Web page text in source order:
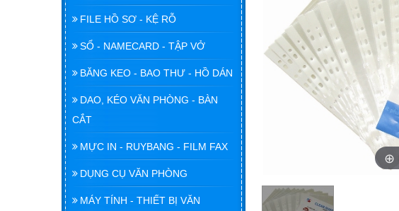
FILE HỒ SƠ - KỆ RỖ
SỔ - NAMECARD - TẬP VỞ
BĂNG KEO - BAO THƯ - HỒ DÁN
DAO, KÉO VĂN PHÒNG - BÀN
CẮT
MỰC IN - RUYBANG - FILM FAX
DỤNG CỤ VĂN PHÒNG
MÁY TÍNH - THIẾT BỊ VĂN